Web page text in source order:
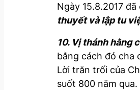
Ngày 15.8.2017
thuyết và lập tu
10. Vị thánh hằng
bằng cách đó cha
Lời trăn trối của
suốt 800 năm